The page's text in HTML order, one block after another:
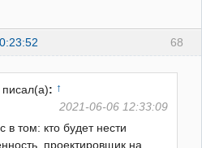
68
писал(а): ↑
2021-06-06 12:33:09
в том: кто будет нести
проектировщик на